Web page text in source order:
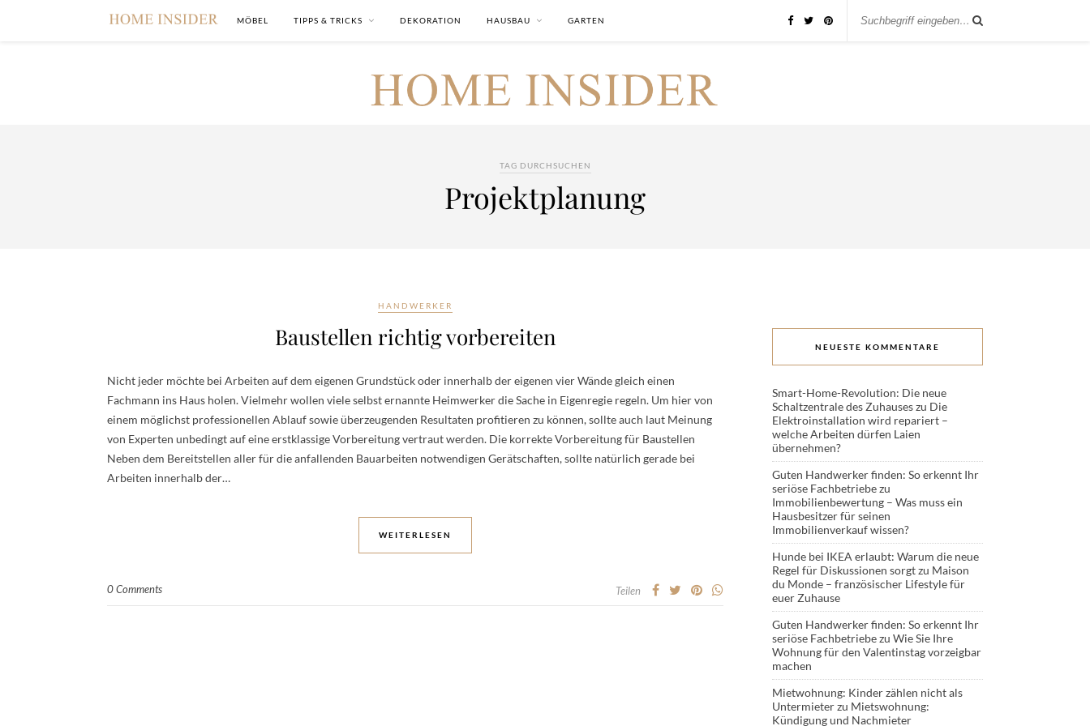
MÖBEL TIPPS & TRICKS DEKORATION HAUSBAU GARTEN
TAG DURCHSUCHEN
Projektplanung
HANDWERKER
Baustellen richtig vorbereiten
Nicht jeder möchte bei Arbeiten auf dem eigenen Grundstück oder innerhalb der eigenen vier Wände gleich einen
Fachmann ins Haus holen. Vielmehr wollen viele selbst ernannte Heimwerker die Sache in Eigenregie regeln. Um hier von
einem möglichst professionellen Ablauf sowie überzeugenden Resultaten profitieren zu können, sollte auch laut Meinung
von Experten unbedingt auf eine erstklassige Vorbereitung vertraut werden. Die korrekte Vorbereitung für Baustellen
Neben dem Bereitstellen aller für die anfallenden Bauarbeiten notwendigen Gerätschaften, sollte natürlich gerade bei
Arbeiten innerhalb der…
WEITERLESEN
0 Comments Teilen
NEUESTE KOMMENTARE
Smart-Home-Revolution: Die neue
Schaltzentrale des Zuhauseszu Die
Elektroinstallation wird repariert –
welche Arbeiten dürfen Laien
übernehmen?
Guten Handwerker finden: So erkennt Ihr
seriöse Fachbetriebezu
Immobilienbewertung – Was muss ein
Hausbesitzer für seinen
Immobilienverkauf wissen?
Hunde bei IKEA erlaubt: Warum die neue
Regel für Diskussionen sorgtzu Maison
du Monde – französischer Lifestyle für
euer Zuhause
Guten Handwerker finden: So erkennt Ihr
seriöse Fachbetriebezu Wie Sie Ihre
Wohnung für den Valentinstag vorzeigbar
machen
Mietwohnung: Kinder zählen nicht als
Untermieterzu Mietswohnung:
Kündigung und Nachmieter